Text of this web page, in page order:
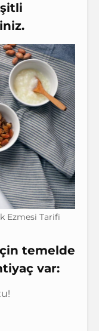
Ezmesi Tarifi
temelde
var: